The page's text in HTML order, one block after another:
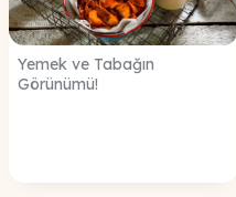
Yemek ve Tabağın
Görünümü!